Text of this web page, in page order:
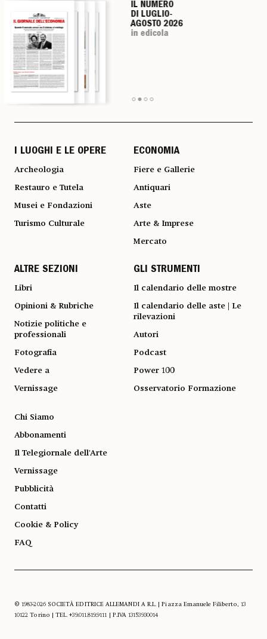
IL NUMERO
DI LUGLIO-
AGOSTO 2026
in edicola
IL NUMERO
DI LUGLIO-
AGOSTO 2026
in edicola
IL NUMERO
DI LUGLIO-
AGOSTO 2026
in edicola
IL NUMERO
DI LUGLIO-
AGOSTO 2026
in edicola
I LUOGHI E LE OPERE
Archeologia
Restauro e Tutela
Musei e Fondazioni
Turismo Culturale
ECONOMIA
Fiere e Gallerie
Antiquari
Aste
Arte & Imprese
Mercato
ALTRE SEZIONI
Libri
Opinioni & Rubriche
Notizie politiche e
professionali
Fotografia
Vedere a
Vernissage
GLI STRUMENTI
Il calendario delle mostre
Il calendario delle aste | Le
rilevazioni
Autori
Podcast
Power 100
Osservatorio Formazione
Chi Siamo
Abbonamenti
Il Telegiornale dell'Arte
Vernissage
Pubblicità
Contatti
Cookie & Policy
FAQ
© 1983-2026 SOCIETÀ EDITRICE ALLEMANDI A R.L. | Piazza Emanuele Filiberto, 13
10122 Torino | TEL. +39.011.819.9111 | P.IVA 13153930014